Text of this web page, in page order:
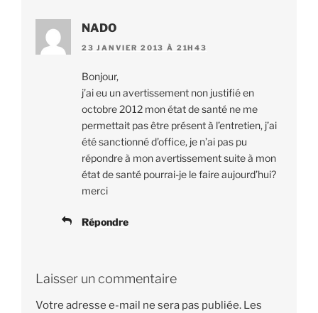
NADO
23 JANVIER 2013 À 21H43
Bonjour,
j’ai eu un avertissement non justifié en
octobre 2012 mon état de santé ne me
permettait pas être présent à l’entretien, j’ai
été sanctionné d’office, je n’ai pas pu
répondre à mon avertissement suite à mon
état de santé pourrai-je le faire aujourd’hui?
merci
Répondre
Laisser un commentaire
Votre adresse e-mail ne sera pas publiée. Les